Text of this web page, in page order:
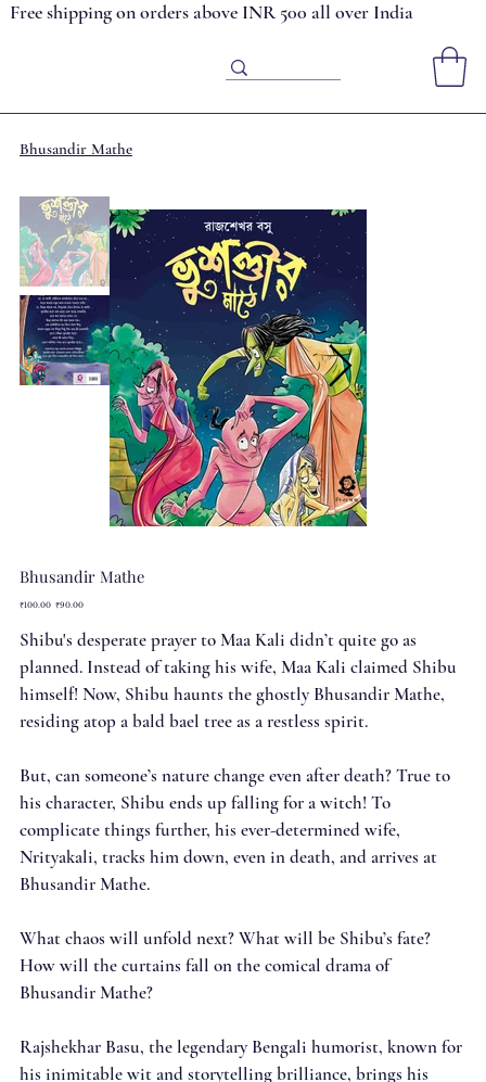
Free shipping on orders above INR 500 all over India
Bhusandir Mathe
Bhusandir Mathe
Original
₹100.00 Sale
₹90.00
Shibu's desperate prayer to Maa Kali didn’t quite go as
planned. Instead of taking his wife, Maa Kali claimed Shibu
himself! Now, Shibu haunts the ghostly Bhusandir Mathe,
residing atop a bald bael tree as a restless spirit.
But, can someone’s nature change even after death? True to
his character, Shibu ends up falling for a witch! To
complicate things further, his ever-determined wife,
Nrityakali, tracks him down, even in death, and arrives at
Bhusandir Mathe.
What chaos will unfold next? What will be Shibu’s fate?
How will the curtains fall on the comical drama of
Bhusandir Mathe?
Rajshekhar Basu, the legendary Bengali humorist, known for
his inimitable wit and storytelling brilliance, brings his